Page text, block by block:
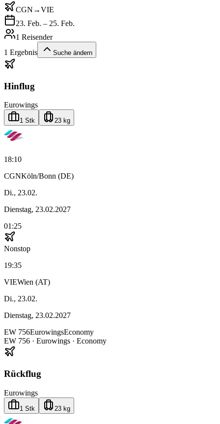
CGN →VIE
23. Feb. – 25. Feb.
1 Reisender
1 Ergebnis Suche ändern
Hinflug
Eurowings
1 Stk 23 kg
18:10
CGNKöln/Bonn (DE)
Di., 23.02.
Dienstag, 23.02.2027
01:25
Nonstop
19:35
VIEWien (AT)
Di., 23.02.
Dienstag, 23.02.2027
EW 756EurowingsEconomy
EW 756 · Eurowings · Economy
Rückflug
Eurowings
1 Stk 23 kg